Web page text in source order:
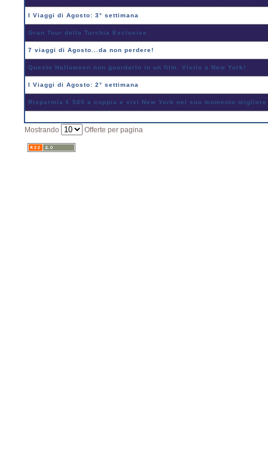
I Viaggi di Agosto: 3° settimana
Gran Tour della Turchia Exclusive
7 viaggi di Agosto...da non perdere!
Questo Halloween non guardarlo in un film. Vivilo a New York!
I Viaggi di Agosto: 2° settimana
Risparmia € 580 a coppia e vivi New York nel suo momento migliore
Mostrando Offerte per pagina